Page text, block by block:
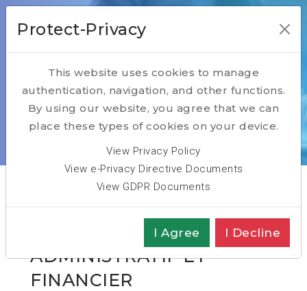
Open Positions
Home Open Positions
CFO - DIRECTEUR
ADMINISTRATIF ET
FINANCIER
Protect-Privacy
This website uses cookies to manage
authentication, navigation, and other functions.
By using our website, you agree that we can
place these types of cookies on your device.
View Privacy Policy
View e-Privacy Directive Documents
View GDPR Documents
I Agree I Decline